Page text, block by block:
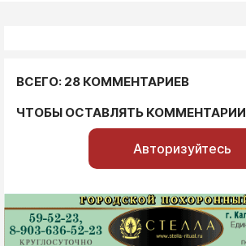
ВСЕГО: 28 КОММЕНТАРИЕВ
ЧТОБЫ ОСТАВЛЯТЬ КОММЕНТАРИИ
Авторизуйтесь